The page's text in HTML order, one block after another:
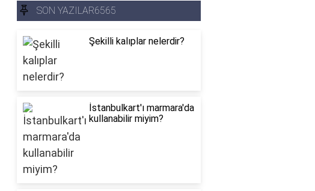
SON YAZILAR6565
Şekilli kalıplar nelerdir?
İstanbulkart'ı marmara'da
kullanabilir miyim?